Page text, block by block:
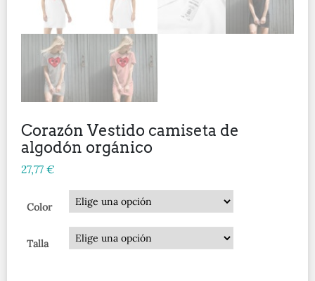
Corazón Vestido camiseta de
algodón orgánico
27,77 €
Color
Talla